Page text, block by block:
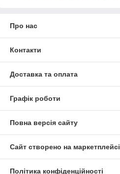
Про нас
Контакти
Доставка та оплата
Графік роботи
Повна версія сайту
Сайт створено на маркетплейсі
Політика конфіденційності